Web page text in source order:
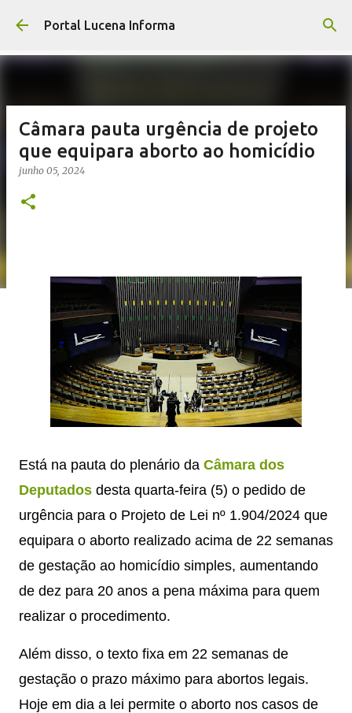
Pular para o conteúdo principal
Portal Lucena Informa
Câmara pauta urgência de projeto
que equipara aborto ao homicídio
junho 05, 2024
Está na pauta do plenário da Câmara dos
Deputados desta quarta-feira (5) o pedido de
urgência para o Projeto de Lei nº 1.904/2024 que
equipara o aborto realizado acima de 22 semanas
de gestação ao homicídio simples, aumentando
de dez para 20 anos a pena máxima para quem
realizar o procedimento.
Além disso, o texto fixa em 22 semanas de
gestação o prazo máximo para abortos legais.
Hoje em dia a lei permite o aborto nos casos de